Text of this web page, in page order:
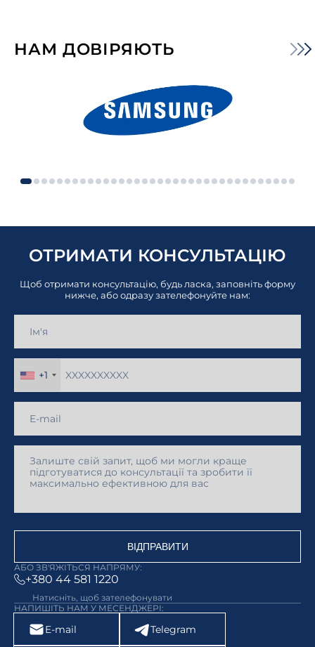
НАМ ДОВІРЯЮТЬ
ОТРИМАТИ КОНСУЛЬТАЦІЮ
Щоб отримати консультацію, будь ласка, заповніть форму
нижче, або одразу зателефонуйте нам:
+1
ВІДПРАВИТИ
АБО ЗВ'ЯЖІТЬСЯ НАПРЯМУ:
+380 44 581 1220
Натисніть, щоб зателефонувати
НАПИШІТЬ НАМ У МЕСЕНДЖЕРІ:
E-mail Telegram